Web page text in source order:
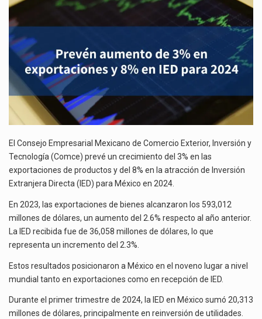
El gobierno de Estados Unidos anunciará un arancel del 15 % sobre los productos fabricados…
EXPORTACIONES
8%
IED
PARA
2024
El Consejo Empresarial Mexicano de Comercio Exterior, Inversión y
Tecnología (Comce) prevé un crecimiento del 3% en las
exportaciones de productos y del 8% en la atracción de Inversión
Extranjera Directa (IED) para México en 2024.
En 2023, las exportaciones de bienes alcanzaron los 593,012
millones de dólares, un aumento del 2.6% respecto al año anterior.
La IED recibida fue de 36,058 millones de dólares, lo que
representa un incremento del 2.3%.
Estos resultados posicionaron a México en el noveno lugar a nivel
mundial tanto en exportaciones como en recepción de IED.
Durante el primer trimestre de 2024, la IED en México sumó 20,313
millones de dólares, principalmente en reinversión de utilidades.